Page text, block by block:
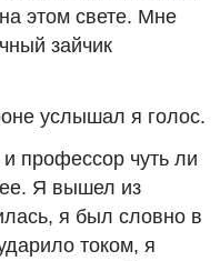
этом свете. Мне
зайчик
услышал я голос.
профессор чуть ли
Я вышел из
я был словно в
током, я